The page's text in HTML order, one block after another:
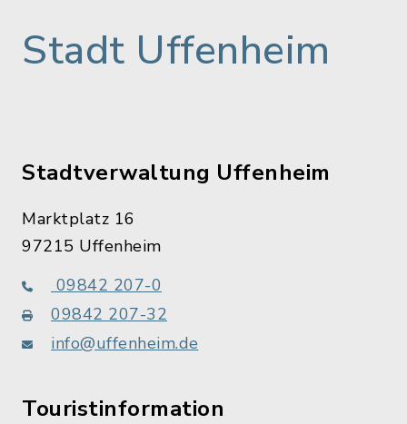
Stadt Uffenheim
Stadtverwaltung Uffenheim
Marktplatz 16
97215 Uffenheim
09842 207-0
09842 207-32
info@uffenheim.de
Touristinformation